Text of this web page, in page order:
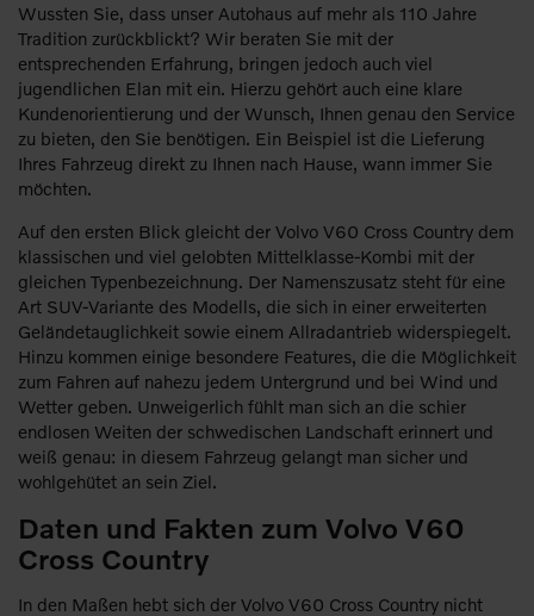
Wussten Sie, dass unser Autohaus auf mehr als 110 Jahre
Tradition zurückblickt? Wir beraten Sie mit der
entsprechenden Erfahrung, bringen jedoch auch viel
jugendlichen Elan mit ein. Hierzu gehört auch eine klare
Kundenorientierung und der Wunsch, Ihnen genau den Service
zu bieten, den Sie benötigen. Ein Beispiel ist die Lieferung
Ihres Fahrzeug direkt zu Ihnen nach Hause, wann immer Sie
möchten.
Auf den ersten Blick gleicht der Volvo V60 Cross Country dem
klassischen und viel gelobten Mittelklasse-Kombi mit der
gleichen Typenbezeichnung. Der Namenszusatz steht für eine
Art SUV-Variante des Modells, die sich in einer erweiterten
Geländetauglichkeit sowie einem Allradantrieb widerspiegelt.
Hinzu kommen einige besondere Features, die die Möglichkeit
zum Fahren auf nahezu jedem Untergrund und bei Wind und
Wetter geben. Unweigerlich fühlt man sich an die schier
endlosen Weiten der schwedischen Landschaft erinnert und
weiß genau: in diesem Fahrzeug gelangt man sicher und
wohlgehütet an sein Ziel.
Daten und Fakten zum Volvo V60
Cross Country
In den Maßen hebt sich der Volvo V60 Cross Country nicht